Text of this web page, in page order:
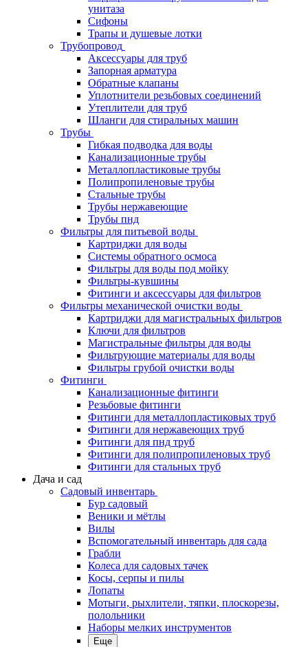
унитаза
Сифоны
Трапы и душевые лотки
Трубопровод
Аксессуары для труб
Запорная арматура
Обратные клапаны
Уплотнители резьбовых соединений
Утеплители для труб
Шланги для стиральных машин
Трубы
Гибкая подводка для воды
Канализационные трубы
Металлопластиковые трубы
Полипропиленовые трубы
Стальные трубы
Трубы нержавеющие
Трубы пнд
Фильтры для питьевой воды
Картриджи для воды
Системы обратного осмоса
Фильтры для воды под мойку
Фильтры-кувшины
Фитинги и аксессуары для фильтров
Фильтры механической очистки воды
Картриджи для магистральных фильтров
Ключи для фильтров
Магистральные фильтры для воды
Фильтрующие материалы для воды
Фильтры грубой очистки воды
Фитинги
Канализационные фитинги
Резьбовые фитинги
Фитинги для металлопластиковых труб
Фитинги для нержавеющих труб
Фитинги для пнд труб
Фитинги для полипропиленовых труб
Фитинги для стальных труб
Дача и сад
Садовый инвентарь
Бур садовый
Веники и мётлы
Вилы
Вспомогательный инвентарь для сада
Грабли
Колеса для садовых тачек
Косы, серпы и пилы
Лопаты
Мотыги, рыхлители, тяпки, плоскорезы,
полольники
Наборы мелких инструментов
Еще